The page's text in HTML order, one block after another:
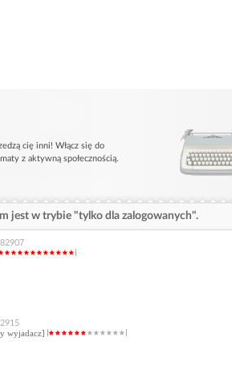
cię inni! Włącz się do
z aktywną społecznością.
jest w trybie "tylko dla zalogowanych".
wyjadacz]